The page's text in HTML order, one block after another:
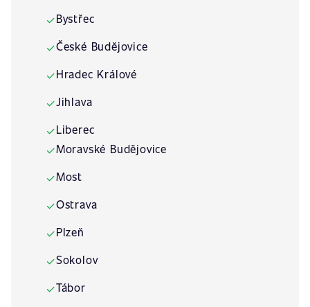
✓Bystřec
✓České Budějovice
✓Hradec Králové
✓Jihlava
✓Liberec
✓Moravské Budějovice
✓Most
✓Ostrava
✓Plzeň
✓Sokolov
✓Tábor